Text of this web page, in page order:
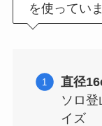
を使ってい
直径
ソロ
イズ